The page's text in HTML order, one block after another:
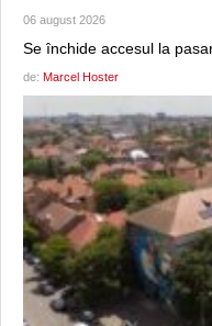
06 august 2026
Se închide accesul la
de: Marcel Hoster